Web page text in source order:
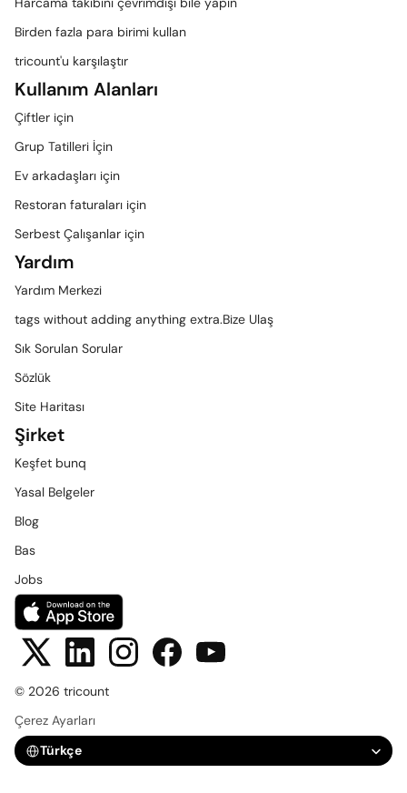
Birden fazla para birimi kullan
tricount'u karşılaştır
Kullanım Alanları
Çiftler için
Grup Tatilleri İçin
Ev arkadaşları için
Restoran faturaları için
Serbest Çalışanlar için
Yardım
Yardım Merkezi
tags without adding anything extra.Bize Ulaş
Sık Sorulan Sorular
Sözlük
Site Haritası
Şirket
Keşfet bunq
Yasal Belgeler
Blog
Bas
Jobs
© 2026 tricount
Çerez Ayarları
Select Language
Türkçe